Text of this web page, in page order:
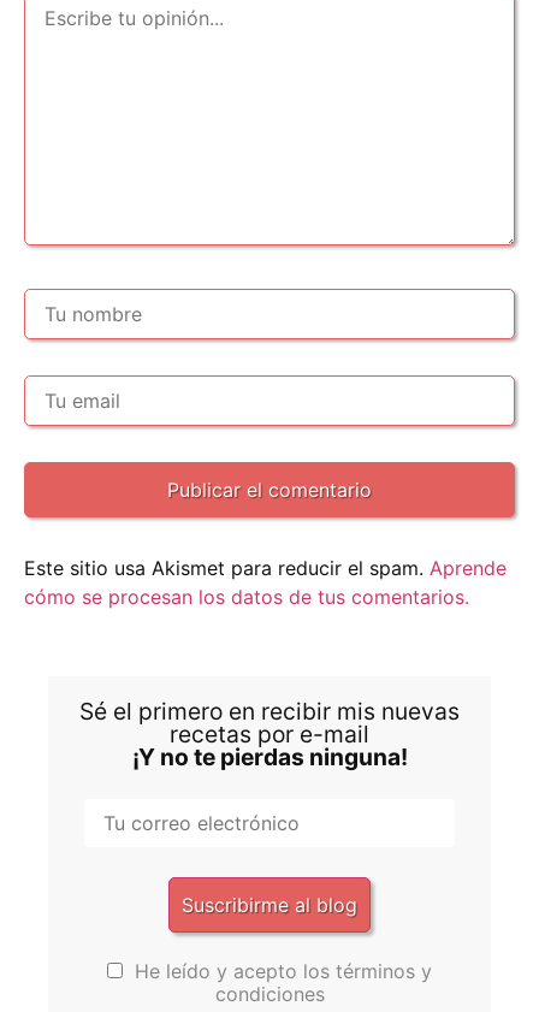
Este sitio usa Akismet para reducir el spam. Aprende
cómo se procesan los datos de tus comentarios.
Sé el primero en recibir mis nuevas
recetas por e-mail
¡Y no te pierdas ninguna!
He leído y acepto los términos y
condiciones